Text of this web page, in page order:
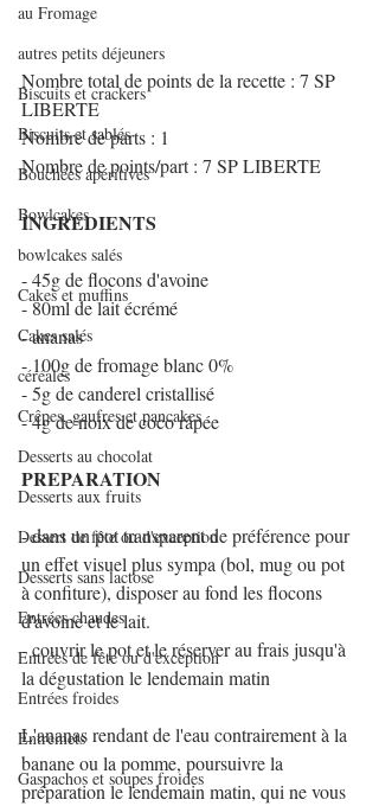
au Fromage
autres petits déjeuners
Biscuits et crackers
Biscuits et sablés
Bouchées apéritives
Bowlcakes
bowlcakes salés
Cakes et muffins
Cakes salés
céréales
Crêpes, gaufres et pancakes
Desserts au chocolat
Desserts aux fruits
Dessert de fête ou d'exception
Desserts sans lactose
Entrées chaudes
Entrées de fête ou d'exception
Entrées froides
Entremets
Gaspachos et soupes froides
Nombre total de points de la recette : 7 SP
LIBERTE
Nombre de parts : 1
Nombre de points/part : 7 SP LIBERTE
INGREDIENTS
- 45g de flocons d'avoine
- 80ml de lait écrémé
- ananas
- 100g de fromage blanc 0%
- 5g de canderel cristallisé
- 4g de noix de coco râpée
PREPARATION
- dans un pot transparent de préférence pour
un effet visuel plus sympa (bol, mug ou pot
à confiture), disposer au fond les flocons
d'avoine et le lait.
- couvrir le pot et le réserver au frais jusqu'à
la dégustation le lendemain matin
L'ananas rendant de l'eau contrairement à la
banane ou la pomme, poursuivre la
préparation le lendemain matin, qui ne vous